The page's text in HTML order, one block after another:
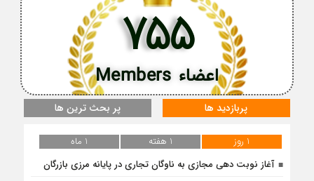
اعضاء Members
755
پربازدید ها پر بحث ترین ها
1 روز 1 هفته
1 ماه
آغاز نوبت دهی مجازی به ناوگان تجاری در پایانه مرزی بازرگان